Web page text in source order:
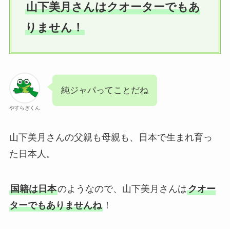
山下美月さんはクオーターでもあ
りません！
やすらぎくん
純ジャパってことだね
山下美月さんの父親も母親も、日本で生まれ育っ
た日本人。
国籍は日本のようなので、山下美月さんはクオー
ターでもありませんね！